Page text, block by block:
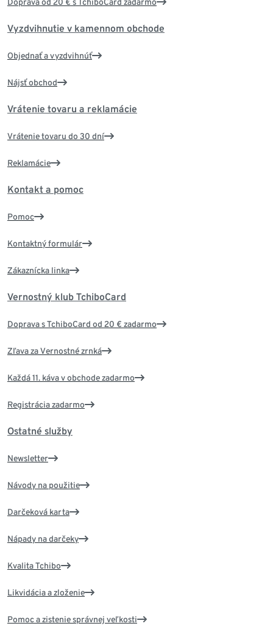
Vyzdvihnutie v kamennom obchode
Objednať a vyzdvihnúť
Nájsť obchod
Vrátenie tovaru a reklamácie
Vrátenie tovaru do 30 dní
Reklamácie
Kontakt a pomoc
Pomoc
Kontaktný formulár
Zákaznícka linka
Vernostný klub TchiboCard
Doprava s TchiboCard od 20 € zadarmo
Zľava za Vernostné zrnká
Každá 11. káva v obchode zadarmo
Registrácia zadarmo
Ostatné služby
Newsletter
Návody na použitie
Darčeková karta
Nápady na darčeky
Kvalita Tchibo
Likvidácia a zloženie
Pomoc a zistenie správnej veľkosti